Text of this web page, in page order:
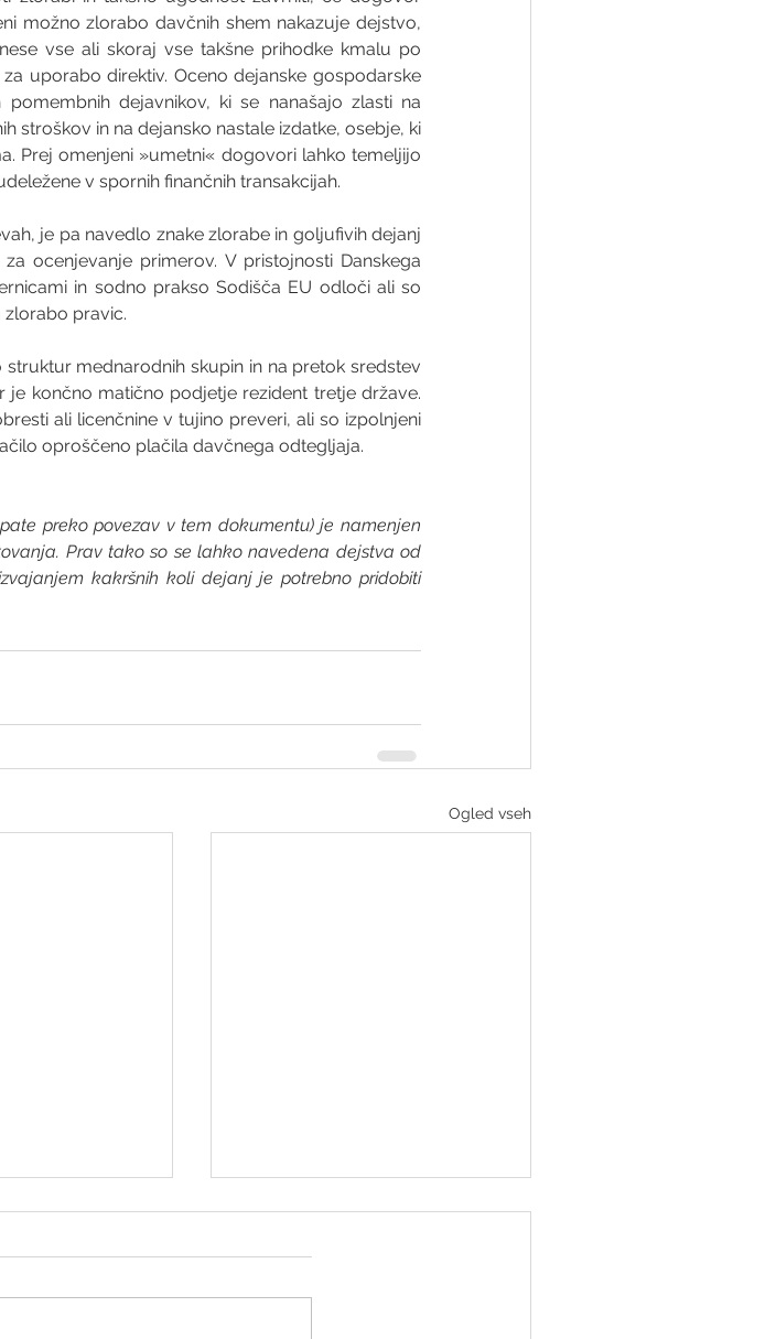
možno zlorabo davčnih shem nakazuje dejstvo,
vse ali skoraj vse takšne prihodke kmalu po
uporabo direktiv. Oceno dejanske gospodarske
dejavnikov, ki se nanašajo zlasti na
stroškov in na dejansko nastale izdatke, osebje, ki
Prej omenjeni »umetni« dogovori lahko temeljijo
v spornih finančnih transakcijah.
je pa navedlo znake zlorabe in goljufivih dejanj
ocenjevanje primerov. V pristojnosti Danskega
in sodno prakso Sodišča EU odloči ali so
zlorabo pravic.
mednarodnih skupin in na pretok sredstev
je končno matično podjetje rezident tretje države.
ali licenčnine v tujino preveri, ali so izpolnjeni
oproščeno plačila davčnega odtegljaja.
preko povezav v tem dokumentu) je namenjen
Prav tako so se lahko navedena dejstva od
kakršnih koli dejanj je potrebno pridobiti
Ogled vseh